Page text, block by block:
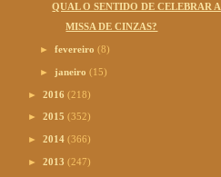
QUAL O SENTIDO DE CELEBRAR A
MISSA DE CINZAS?
►fevereiro(8)
► janeiro(15)
► 2016 (218)
► 2015 (352)
► 2014 (366)
► 2013 (247)